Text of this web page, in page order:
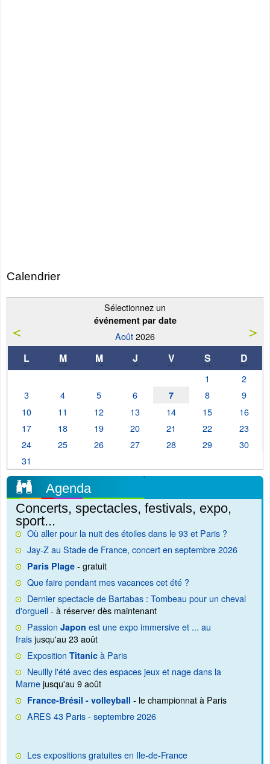
Calendrier
Sélectionnez un
événement par date
Août2026
L M M J V S D
1
2
3
4 5 6 7 8
9
10
11 12 13 14 15
16
17
18 19 20 21 22
23
24
25 26 27 28 29
30
31
Agenda
Concerts, spectacles, festivals, expo,
sport...
Où aller pour la nuit des étoiles dans le 93 et Paris ?
Jay-Z au Stade de France, concert en septembre 2026
Paris Plage - gratuit
Que faire pendant mes vacances cet été ?
Dernier spectacle de Bartabas : Tombeau pour un cheval
d'orgueil- à réserver dès maintenant
Passion Japon est une expo immersive et ... au
fraisjusqu'au 23 août
Exposition Titanic à Paris
Neuilly l'été avec des espaces jeux et nage dans la
Marnejusqu'au 9 août
France-Brésil - volleyball - le championnat à Paris
ARES 43 Paris - septembre 2026
Les expositions gratuites en Ile-de-France